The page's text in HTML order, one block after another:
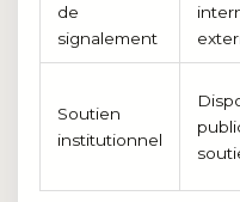
de
signalement
Soutien
institutionnel